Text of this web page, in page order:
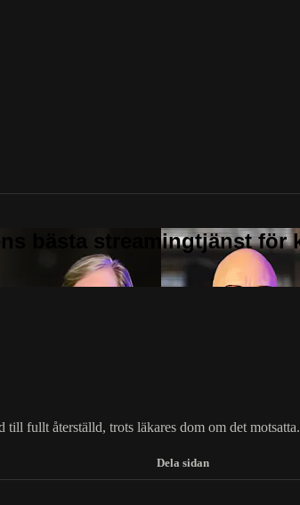
fullt återställd, trots läkares dom om det motsatta.